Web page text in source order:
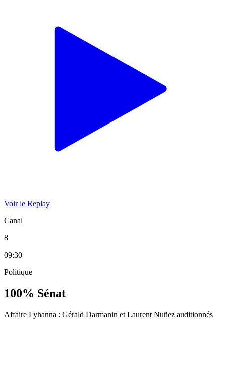
Voir le Replay
Canal
8
09:30
Politique
100% Sénat
Affaire Lyhanna : Gérald Darmanin et Laurent Nuñez auditionnés